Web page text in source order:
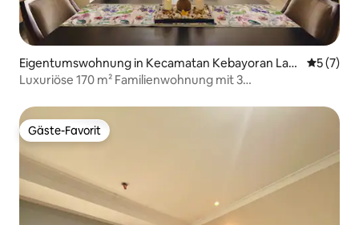
Eigentumswohnung in Kecamatan Kebayoran Lam
a
5 (7)
Luxuriöse 170 m² Familienwohnung mit 3
Gäste-Favorit
Gäste-Favorit